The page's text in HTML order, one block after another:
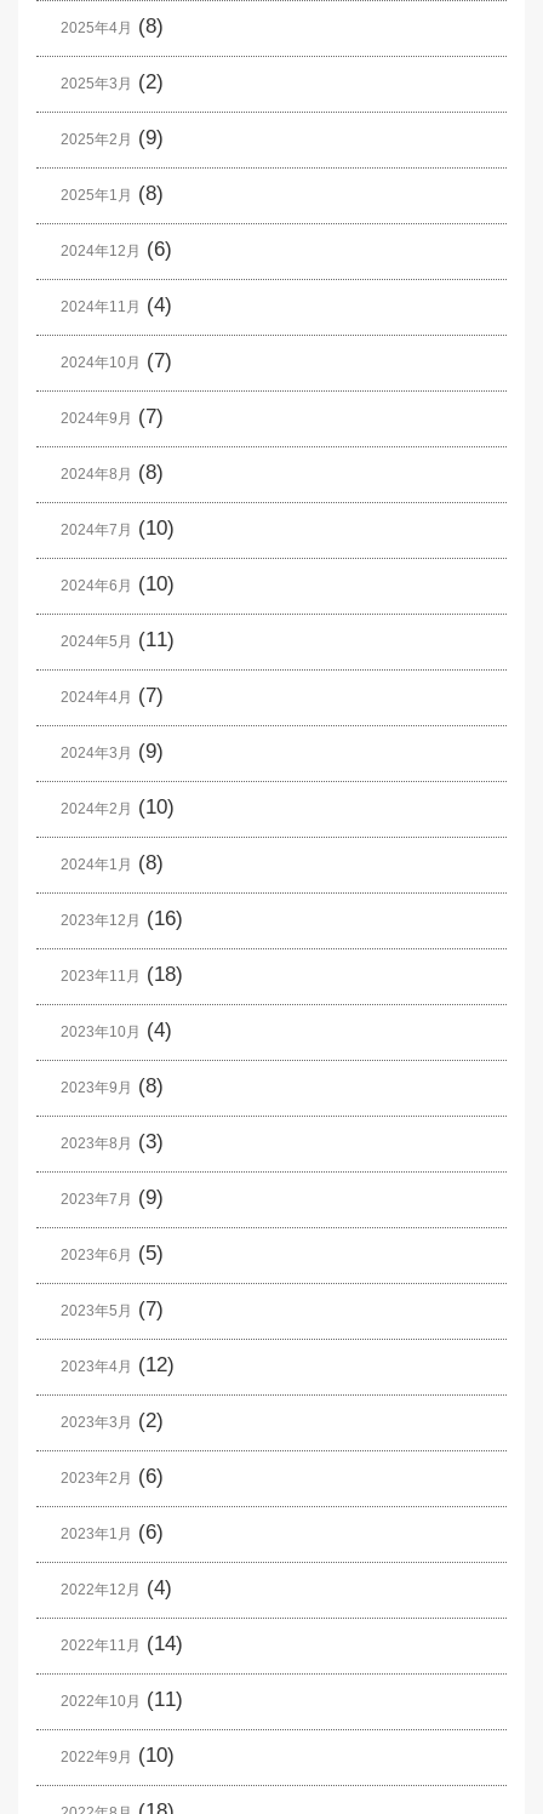
2025年4月 (8)
2025年3月 (2)
2025年2月 (9)
2025年1月 (8)
2024年12月 (6)
2024年11月 (4)
2024年10月 (7)
2024年9月 (7)
2024年8月 (8)
2024年7月 (10)
2024年6月 (10)
2024年5月 (11)
2024年4月 (7)
2024年3月 (9)
2024年2月 (10)
2024年1月 (8)
2023年12月 (16)
2023年11月 (18)
2023年10月 (4)
2023年9月 (8)
2023年8月 (3)
2023年7月 (9)
2023年6月 (5)
2023年5月 (7)
2023年4月 (12)
2023年3月 (2)
2023年2月 (6)
2023年1月 (6)
2022年12月 (4)
2022年11月 (14)
2022年10月 (11)
2022年9月 (10)